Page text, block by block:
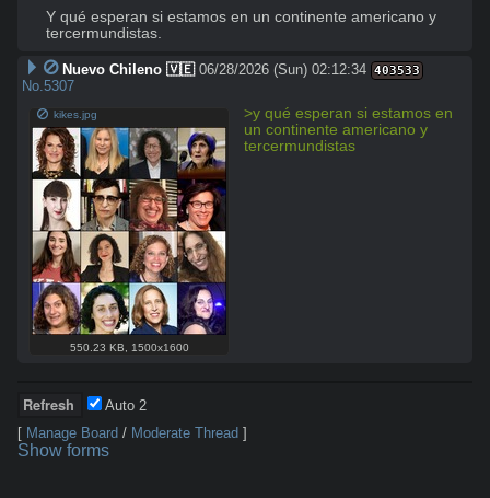
Y qué esperan si estamos en un continente americano y
tercermundistas.
Nuevo Chileno 🇻🇪 06/28/2026 (Sun) 02:12:34 403533
No.5307
kikes.jpg
550.23 KB 1500x1600
>y qué esperan si estamos en
un continente americano y
tercermundistas
Auto 2
[ Manage Board / Moderate Thread ]
Show forms